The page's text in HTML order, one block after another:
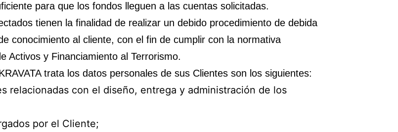
para que los fondos lleguen a las cuentas solicitadas.
tienen la finalidad de realizar un debido procedimiento de debida
conocimiento al cliente, con el fin de cumplir con la normativa
Activos y Financiamiento al Terrorismo.
trata los datos personales de sus Clientes son los siguientes:
relacionadas con el diseño, entrega y administración de los
por el Cliente;